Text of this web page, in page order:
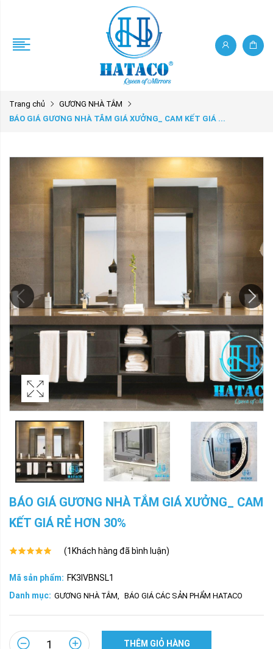
Trang chủ
GƯƠNG NHÀ TẮM
BÁO GIÁ GƯƠNG NHÀ TẮM GIÁ XƯỞNG_ CAM KẾT GIÁ ...
BÁO GIÁ GƯƠNG NHÀ TẮM GIÁ XƯỞNG_ CAM
KẾT GIÁ RẺ HƠN 30%
(1Khách hàng đã bình luận)
Mã sản phẩm: FK3IVBNSL1
Danh mục: GƯƠNG NHÀ TẮM, BÁO GIÁ CÁC SẢN PHẨM HATACO
THÊM GIỎ HÀNG